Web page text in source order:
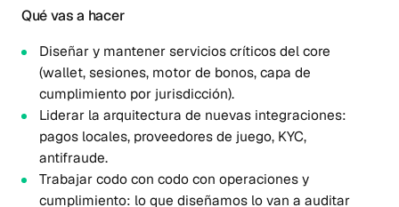
Qué vas a hacer
Diseñar y mantener servicios críticos del core
(wallet, sesiones, motor de bonos, capa de
cumplimiento por jurisdicción).
Liderar la arquitectura de nuevas integraciones:
pagos locales, proveedores de juego, KYC,
antifraude.
Trabajar codo con codo con operaciones y
cumplimiento: lo que diseñamos lo van a auditar